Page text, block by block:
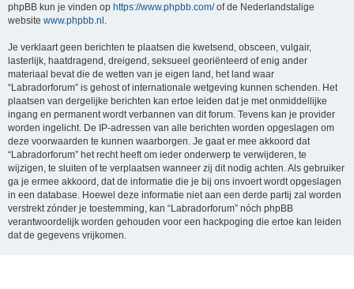
phpBB kun je vinden op https://www.phpbb.com/of de Nederlandstalige
website www.phpbb.nl
Je verklaart geen berichten te plaatsen die kwetsend, obsceen, vulgair,
lasterlijk, haatdragend, dreigend, seksueel georiënteerd of enig ander
materiaal bevat die de wetten van je eigen land, het land waar
“Labradorforum” is gehost of internationale wetgeving kunnen schenden. Het
plaatsen van dergelijke berichten kan ertoe leiden dat je met onmiddellijke
ingang en permanent wordt verbannen van dit forum. Tevens kan je provider
worden ingelicht. De IP-adressen van alle berichten worden opgeslagen om
deze voorwaarden te kunnen waarborgen. Je gaat er mee akkoord dat
“Labradorforum” het recht heeft om ieder onderwerp te verwijderen, te
wijzigen, te sluiten of te verplaatsen wanneer zij dit nodig achten. Als gebruiker
ga je ermee akkoord, dat de informatie die je bij ons invoert wordt opgeslagen
in een database. Hoewel deze informatie niet aan een derde partij zal worden
verstrekt zónder je toestemming, kan “Labradorforum” nóch phpBB
verantwoordelijk worden gehouden voor een hackpoging die ertoe kan leiden
dat de gegevens vrijkomen.